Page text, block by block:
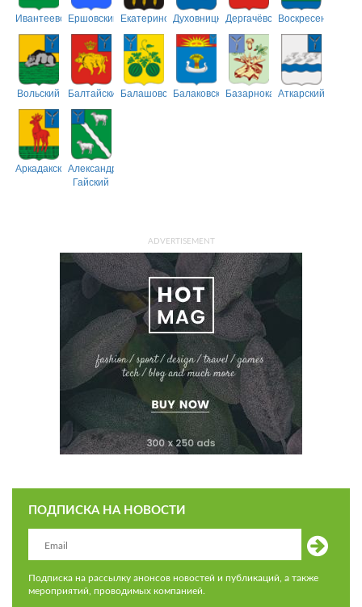
ИвантеевскийЕршовский ЕкатериновскийДуховницкийДергачёвскийВоскресенский
Вольский БалтайскийБалашовскийБалаковскийБазарнокарабулакский
Аткарский
АркадакскийАлександрово-
Гайский
ADVERTISEMENT
ПОДПИСКА НА НОВОСТИ
Подписка на рассылку анонсов новостей и публикаций, а также
мероприятий, проводимых компанией.